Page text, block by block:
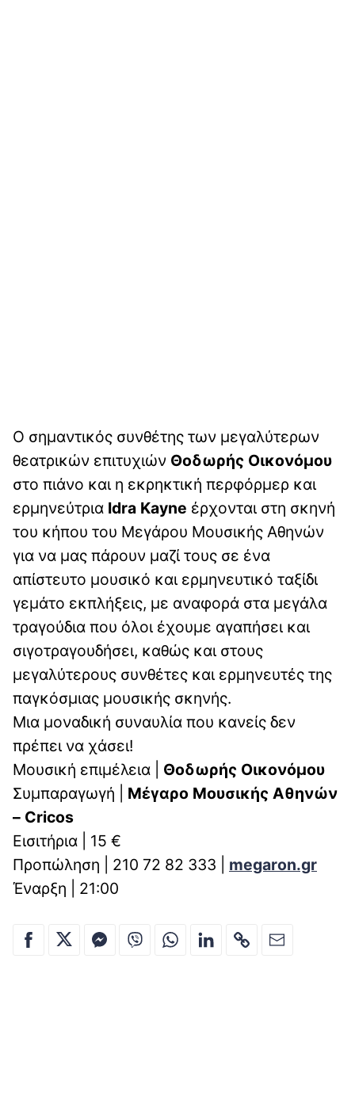
Ο σημαντικός συνθέτης των μεγαλύτερων
θεατρικών επιτυχιών Θοδωρής Οικονόμου
στο πιάνο και η εκρηκτική περφόρμερ και
ερμηνεύτρια Idra Kayne έρχονται στη σκηνή
του κήπου του Μεγάρου Μουσικής Αθηνών
για να μας πάρουν μαζί τους σε ένα
απίστευτο μουσικό και ερμηνευτικό ταξίδι
γεμάτο εκπλήξεις, με αναφορά στα μεγάλα
τραγούδια που όλοι έχουμε αγαπήσει και
σιγοτραγουδήσει, καθώς και στους
μεγαλύτερους συνθέτες και ερμηνευτές της
παγκόσμιας μουσικής σκηνής.
Μια μοναδική συναυλία που κανείς δεν
πρέπει να χάσει!
Μουσική επιμέλεια | Θοδωρής Οικονόμου
Συμπαραγωγή | Μέγαρο Μουσικής Αθηνών
– Cricos
Εισιτήρια | 15 €
Προπώληση | 210 72 82 333 | megaron.gr
Έναρξη | 21:00